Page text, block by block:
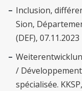
Inclusion,
Sion,
(DEF), 07.11.2023
/
spécialisée.